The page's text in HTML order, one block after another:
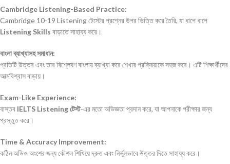
Cambridge Listening-Based Practice:
Cambridge 10-19 Listening টেস্টের প্রশ্নের উপর ভিত্তি করে তৈরি, যা ধাপে ধাপে
Listening Skills বাড়াতে সাহায্য করে।
বাংলা ব্যাখ্যাসহ সমাধান:
প্রতিটি উত্তর এবং তার বিশ্লেষণ বাংলায় ব্যাখ্যা করে শেখার প্রক্রিয়াকে সহজ করে। এটি শিক্ষার্থীদের
আত্মবিশ্বাস বাড়ায়।
Exam-Like Experience:
বাস্তব IELTS Listening টেস্ট-এর মতো অভিজ্ঞতা প্রদান করে, যা আপনাকে পরীক্ষার জন্য
প্রস্তুত করে।
Time & Accuracy Improvement:
কঠিন অডিও অংশের জন্য কৌশল শিখিয়ে দ্রুত এবং নির্ভুলভাবে উত্তর দিতে সাহায্য করে।